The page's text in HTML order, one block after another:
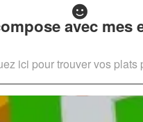
avec mes
ici pour trouver vos plats